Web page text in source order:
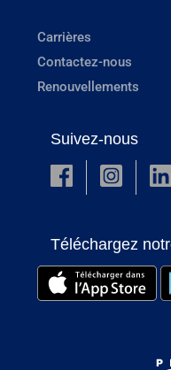
Carrières
Contactez-nous
Renouvellements
Suivez-nous
Téléchargez